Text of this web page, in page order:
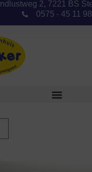
2, 7221 BS
0575 - 45 11 98